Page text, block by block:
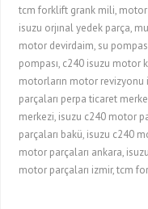
tcm forklift grank mili,
isuzu orjınal yedek parça,
motor devirdaim, su
pompası, c240 isuzu motor
motorların motor
parçaları perpa ticaret
merkezi, isuzu c240 motor
parçaları bakü, isuzu c240
motor parçaları ankara,
motor parçaları izmir, tcm